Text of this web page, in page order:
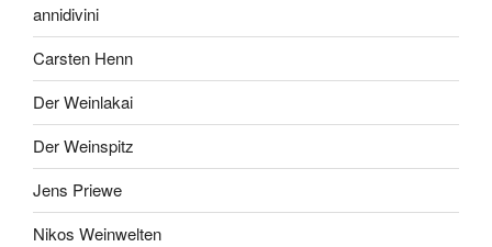
annidivini
Carsten Henn
Der Weinlakai
Der Weinspitz
Jens Priewe
Nikos Weinwelten